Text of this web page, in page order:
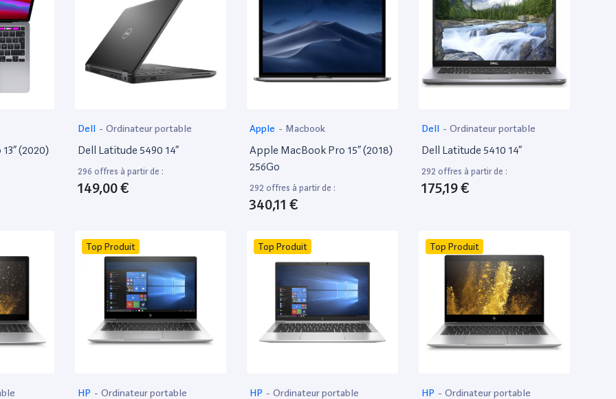
(2020)
Dell - Ordinateur portable
Dell Latitude 5490 14”
296 offres à partir de :
149,00 €
Apple - Macbook
Apple MacBook Pro 15” (2018)
256Go
292 offres à partir de :
340,11 €
Dell - Ordinateur portable
Dell Latitude 5410 14”
292 offres à partir de :
175,19 €
Top Produit
HP - Ordinateur portable
Top Produit
HP - Ordinateur portable
Top Produit
HP - Ordinateur portable